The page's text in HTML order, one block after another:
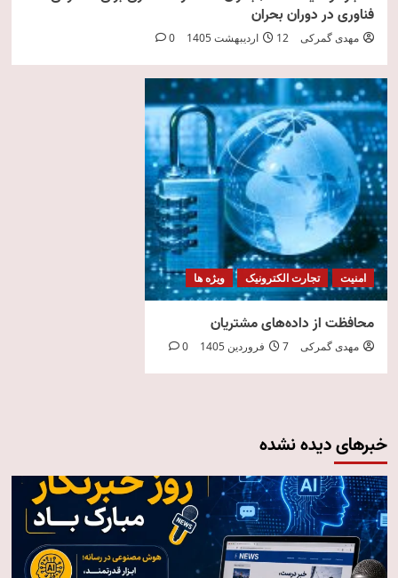
فناوری در دوران بحران
مهدی گمرکی 12 اردیبهشت 1405 0
امنیت تجارت الکترونیک ویژه ها
محافظت از داده‌های مشتریان
مهدی گمرکی 7 فروردین 1405 0
خبرهای دیده نشده